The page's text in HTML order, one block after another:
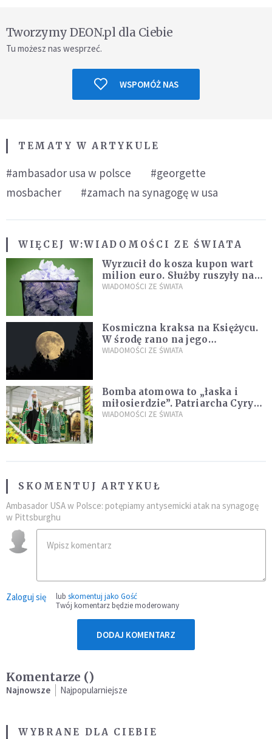
Tworzymy DEON.pl dla Ciebie
Tu możesz nas wesprzeć.
WSPOMÓŻ NAS
TEMATY W ARTYKULE
#ambasador usa w polsce
#georgette
mosbacher
#zamach na synagogę w usa
WIĘCEJ W:WIADOMOŚCI ZE ŚWIATA
Wyrzucił do kosza kupon wart
milion euro. Służby ruszyły na
poszukiwania
WIADOMOŚCI ZE ŚWIATA
Kosmiczna kraksa na Księżycu.
W środę rano na jego
powierzchni dojdzie do
WIADOMOŚCI ZE ŚWIATA
Bomba atomowa to „łaska i
miłosierdzie”. Patriarcha Cyryl
wychwala Putina
WIADOMOŚCI ZE ŚWIATA
SKOMENTUJ ARTYKUŁ
Ambasador USA w Polsce: potępiamy antysemicki atak na synagogę
w Pittsburghu
Zaloguj się lub skomentuj jako Gość
Twój komentarz będzie moderowany
DODAJ KOMENTARZ
Komentarze ()
Najnowsze Najpopularniejsze
WYBRANE DLA CIEBIE